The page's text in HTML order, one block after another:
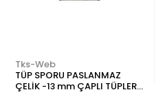
Tks-Web
TÜP SPORU PASLANMAZ
ÇELİK -13 mm ÇAPLI TÜPLER